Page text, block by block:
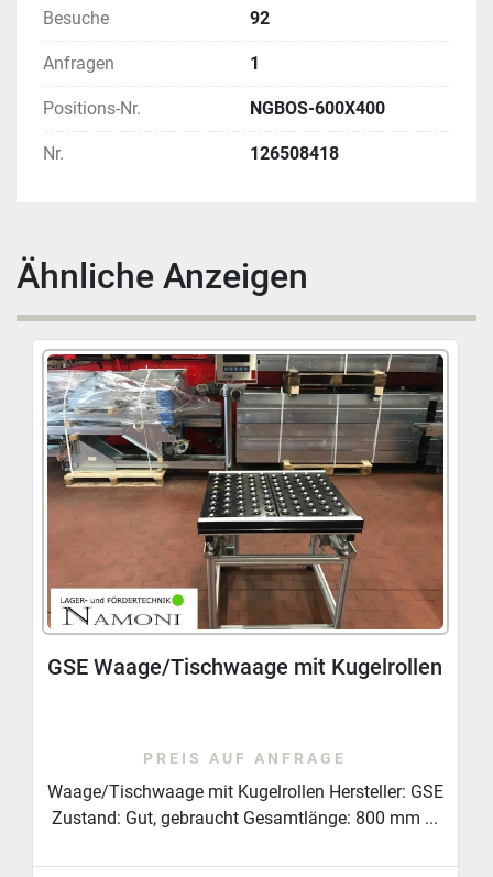
Kommissionierregale oder Behaelter koennen wir
Ihnen anbieten.
Besuche 92
Anfragen 1
Positions-Nr. NGBOS-600X400
Nr. 126508418
Ähnliche Anzeigen
GSE Waage/Tischwaage mit Kugelrollen
PREIS AUF ANFRAGE
Waage/Tischwaage mit Kugelrollen Hersteller: GSE
Zustand: Gut, gebraucht Gesamtlänge: 800 mm ...